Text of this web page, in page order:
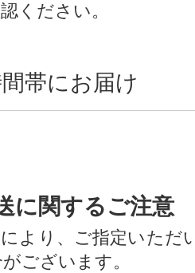
ください。
帯にお届け
に関するご注意
より、ご指定いただ
ございます。